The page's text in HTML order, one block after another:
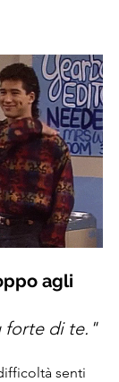
agli
forte di te."
senti